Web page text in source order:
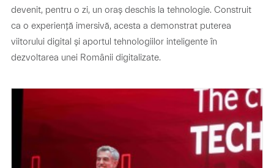
devenit, pentru o zi, un oraș deschis la tehnologie. Construit
ca o experiență imersivă, acesta a demonstrat puterea
viitorului digital și aportul tehnologiilor inteligente în
dezvoltarea unei Românii digitalizate.